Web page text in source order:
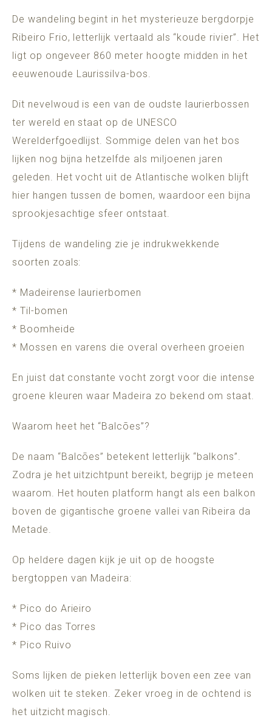
De wandeling begint in het mysterieuze bergdorpje
Ribeiro Frio, letterlijk vertaald als “koude rivier”. Het
ligt op ongeveer 860 meter hoogte midden in het
eeuwenoude Laurissilva-bos.
Dit nevelwoud is een van de oudste laurierbossen
ter wereld en staat op de UNESCO
Werelderfgoedlijst. Sommige delen van het bos
lijken nog bijna hetzelfde als miljoenen jaren
geleden. Het vocht uit de Atlantische wolken blijft
hier hangen tussen de bomen, waardoor een bijna
sprookjesachtige sfeer ontstaat.
Tijdens de wandeling zie je indrukwekkende
soorten zoals:
* Madeirense laurierbomen
* Til-bomen
* Boomheide
* Mossen en varens die overal overheen groeien
En juist dat constante vocht zorgt voor die intense
groene kleuren waar Madeira zo bekend om staat.
Waarom heet het “Balcões”?
De naam “Balcões” betekent letterlijk “balkons”.
Zodra je het uitzichtpunt bereikt, begrijp je meteen
waarom. Het houten platform hangt als een balkon
boven de gigantische groene vallei van Ribeira da
Metade.
Op heldere dagen kijk je uit op de hoogste
bergtoppen van Madeira:
* Pico do Arieiro
* Pico das Torres
* Pico Ruivo
Soms lijken de pieken letterlijk boven een zee van
wolken uit te steken. Zeker vroeg in de ochtend is
het uitzicht magisch.